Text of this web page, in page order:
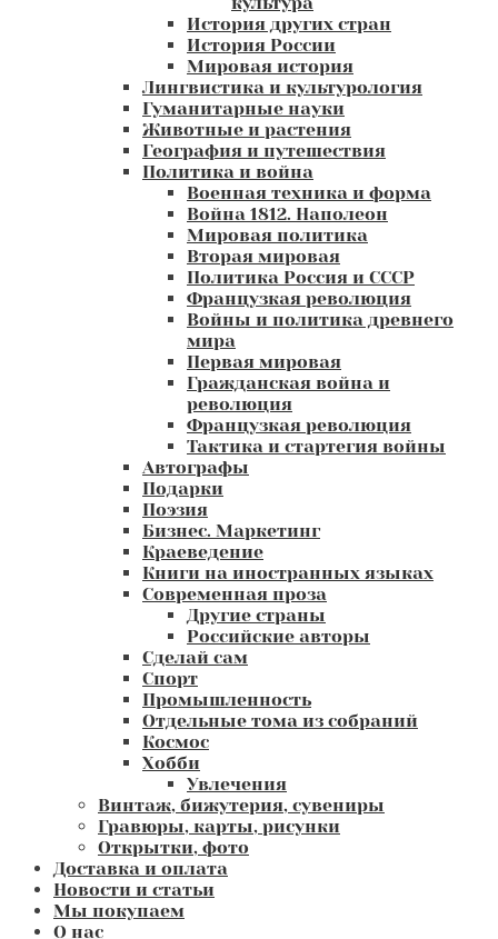
История других стран
История России
Мировая история
Лингвистика и культурология
Гуманитарные науки
Животные и растения
География и путешествия
Политика и война
Военная техника и форма
Война 1812. Наполеон
Мировая политика
Вторая мировая
Политика Россия и СССР
Французкая революция
Войны и политика древнего
мира
Первая мировая
Гражданская война и
революция
Французкая революция
Тактика и стартегия войны
Автографы
Подарки
Поэзия
Бизнес. Маркетинг
Краеведение
Книги на иностранных языках
Современная проза
Другие страны
Российские авторы
Сделай сам
Спорт
Промышленность
Отдельные тома из собраний
Космос
Хобби
Увлечения
Винтаж, бижутерия, сувениры
Гравюры, карты, рисунки
Открытки, фото
Доставка и оплата
Новости и статьи
Мы покупаем
О нас